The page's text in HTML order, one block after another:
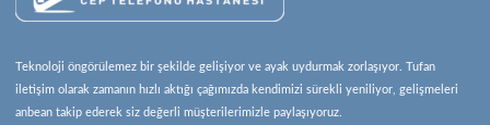
Teknoloji öngörülemez bir şekilde gelişiyor ve ayak uydurmak zorlaşıyor. Tufan
iletişim olarak zamanın hızlı aktığı çağımızda kendimizi sürekli yeniliyor, gelişmeleri
anbean takip ederek siz değerli müşterilerimizle paylaşıyoruz.